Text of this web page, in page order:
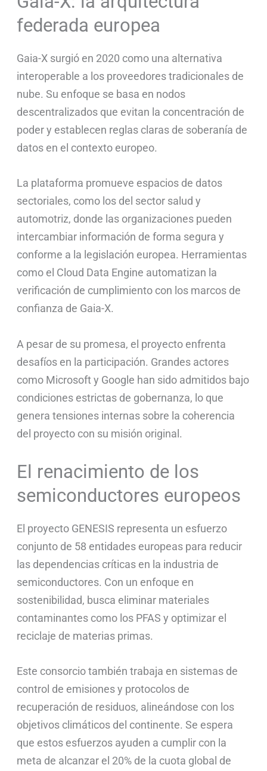
federada europea
Gaia-X surgió en 2020 como una alternativa
interoperable a los proveedores tradicionales de
nube. Su enfoque se basa en nodos
descentralizados que evitan la concentración de
poder y establecen reglas claras de soberanía de
datos en el contexto europeo.
La plataforma promueve espacios de datos
sectoriales, como los del sector salud y
automotriz, donde las organizaciones pueden
intercambiar información de forma segura y
conforme a la legislación europea. Herramientas
como el Cloud Data Engine automatizan la
verificación de cumplimiento con los marcos de
confianza de Gaia-X.
A pesar de su promesa, el proyecto enfrenta
desafíos en la participación. Grandes actores
como Microsoft y Google han sido admitidos bajo
condiciones estrictas de gobernanza, lo que
genera tensiones internas sobre la coherencia
del proyecto con su misión original.
El renacimiento de los
semiconductores europeos
El proyecto GENESIS representa un esfuerzo
conjunto de 58 entidades europeas para reducir
las dependencias críticas en la industria de
semiconductores. Con un enfoque en
sostenibilidad, busca eliminar materiales
contaminantes como los PFAS y optimizar el
reciclaje de materias primas.
Este consorcio también trabaja en sistemas de
control de emisiones y protocolos de
recuperación de residuos, alineándose con los
objetivos climáticos del continente. Se espera
que estos esfuerzos ayuden a cumplir con la
meta de alcanzar el 20% de la cuota global de